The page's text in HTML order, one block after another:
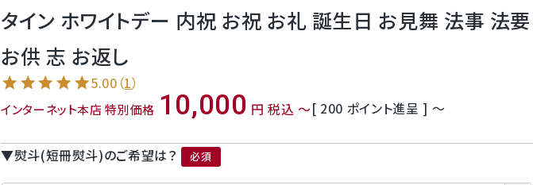
タイン ホワイトデー 内祝 お祝 お礼 誕生日 お見舞 法事 法要
お供 志 お返し
5.00 （1）
インターネット本店 特別価格 10,000 税込 〜[ 200 ポイント進呈 ] 〜
▼熨斗(短冊熨斗)のご希望は？